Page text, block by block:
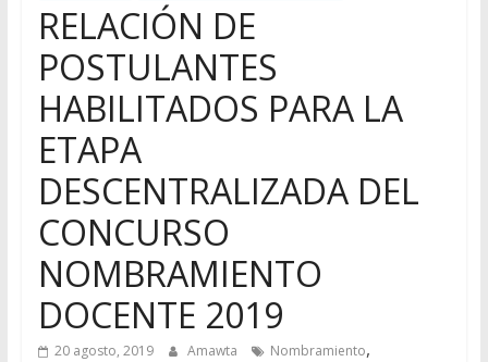
RELACIÓN DE
POSTULANTES
HABILITADOS PARA LA
ETAPA
DESCENTRALIZADA DEL
CONCURSO
NOMBRAMIENTO
DOCENTE 2019
20 agosto, 2019 Amawta Nombramiento,